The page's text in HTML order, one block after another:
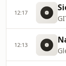
12:17
12:13